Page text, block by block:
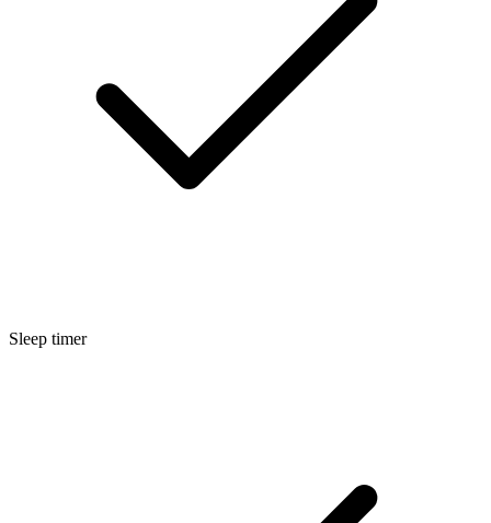
Sleep timer